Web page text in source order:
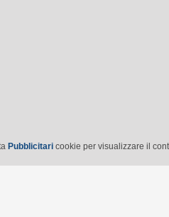
Pubblicitari cookie per visualizzare il